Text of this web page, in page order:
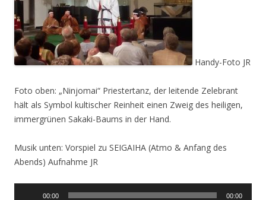
Handy-Foto JR
Foto oben: „Ninjomai“ Priestertanz, der leitende Zelebrant
hält als Symbol kultischer Reinheit einen Zweig des heiligen,
immergrünen Sakaki-Baums in der Hand.
Musik unten: Vorspiel zu SEIGAIHA (Atmo & Anfang des
Abends) Aufnahme JR
00:00 00:00